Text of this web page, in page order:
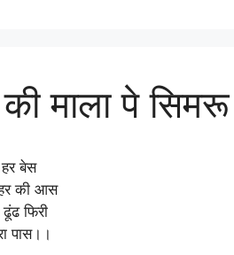
माला पे
बेस
की आस
फिरी
पास।।